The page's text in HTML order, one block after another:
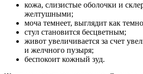
кожа, слизистые оболочки и
желтушными;
моча темнеет, выглядит как
стул становится бесцветным;
живот увеличивается за счет
и желчного пузыря;
беспокоит кожный зуд.